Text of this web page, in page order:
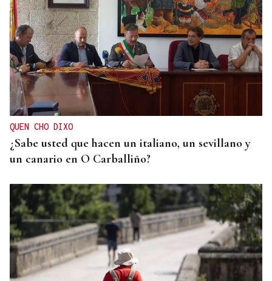
MÁS DEPORTE
La ourensana Anna Soares roza el podio del
Campeonato de España de Ajedrez
QUEN CHO DIXO
¿Sabe usted que hacen un italiano, un sevillano y
un canario en O Carballiño?